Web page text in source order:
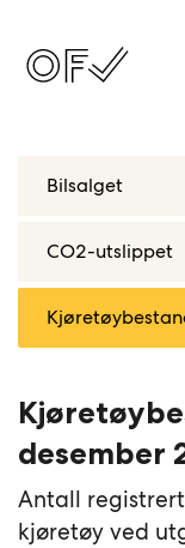
desember
Antall
kjøretøy ved